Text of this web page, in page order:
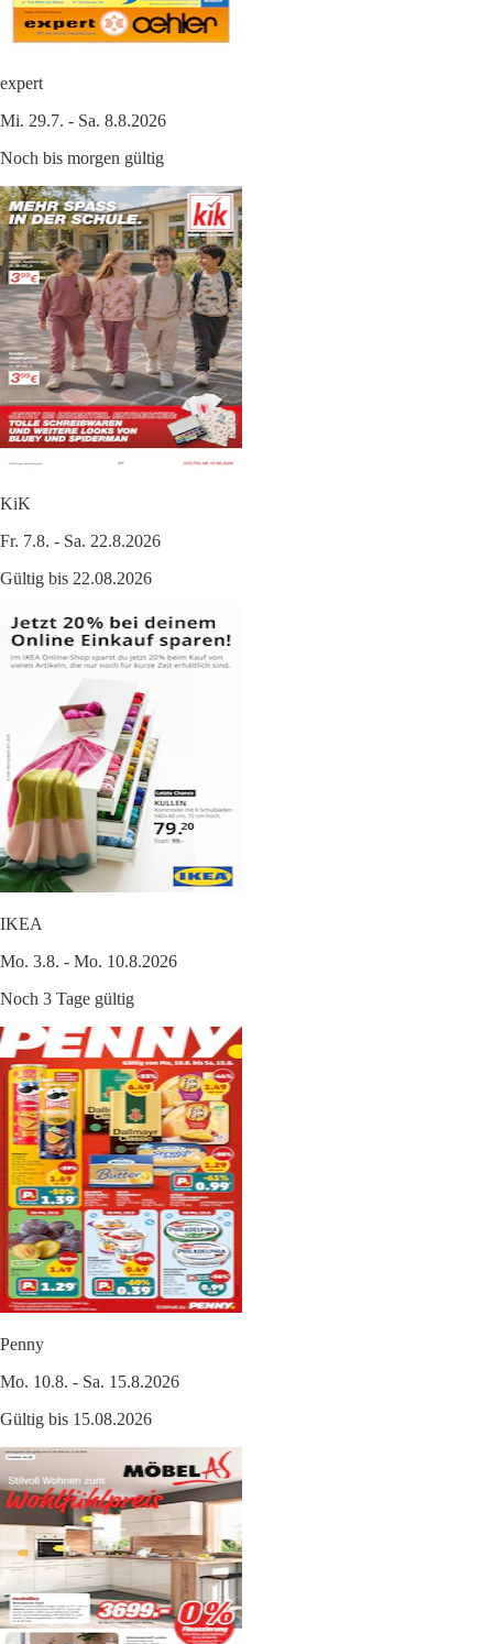
expert
Mi. 29.7. - Sa. 8.8.2026
Noch bis morgen gültig
KiK
Fr. 7.8. - Sa. 22.8.2026
Gültig bis 22.08.2026
IKEA
Mo. 3.8. - Mo. 10.8.2026
Noch 3 Tage gültig
Penny
Mo. 10.8. - Sa. 15.8.2026
Gültig bis 15.08.2026